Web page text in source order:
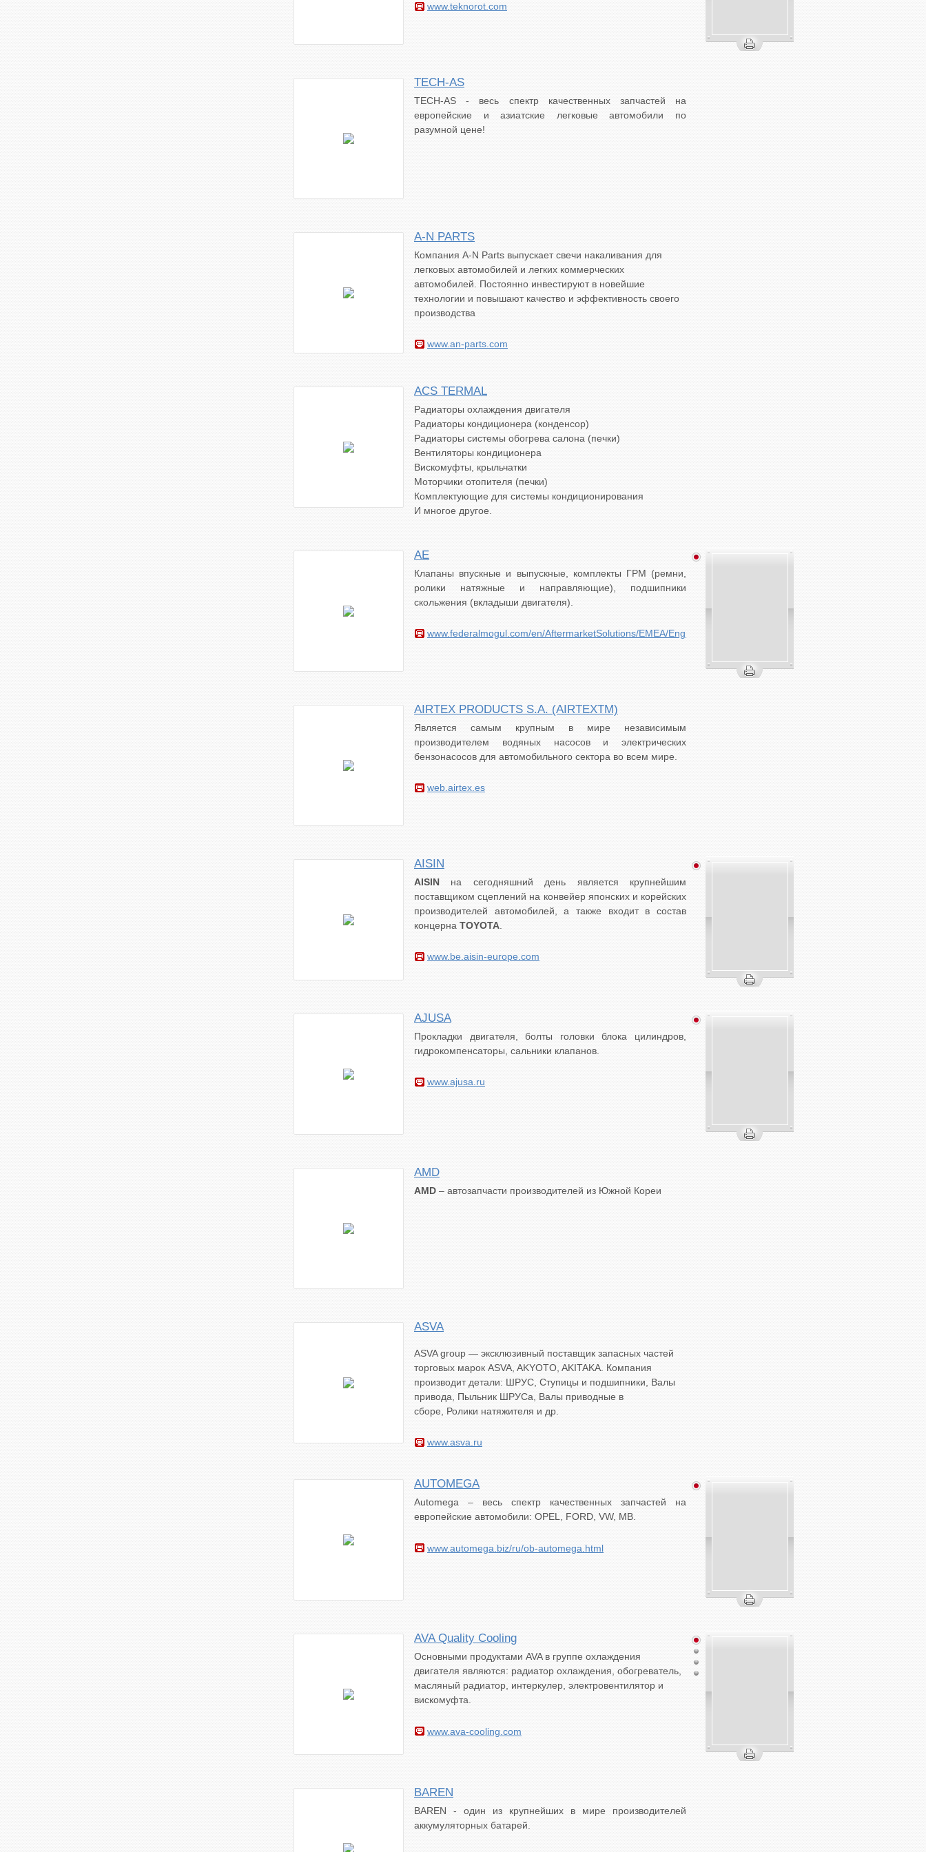
www.teknorot.com
TECH-AS
TECH-AS - весь спектр качественных запчастей на
европейские и азиатские легковые автомобили по
разумной цене!
A-N PARTS
Компания A-N Parts выпускает свечи накаливания для
легковых автомобилей и легких коммерческих
автомобилей. Постоянно инвестируют в новейшие
технологии и повышают качество и эффективность своего
производства
www.an-parts.com
ACS TERMAL
Радиаторы охлаждения двигателя
Радиаторы кондиционера (конденсор)
Радиаторы системы обогрева салона (печки)
Вентиляторы кондиционера
Вискомуфты, крыльчатки
Моторчики отопителя (печки)
Комплектующие для системы кондиционирования
И многое другое.
AE
Клапаны впускные и выпускные, комплекты ГРМ (ремни,
ролики натяжные и направляющие), подшипники
скольжения (вкладыши двигателя).
www.federalmogul.com/en/AftermarketSolutions/EMEA/EngineSolutions/Brands/AE
AIRTEX PRODUCTS S.A. (AIRTEXTM)
Является самым крупным в мире независимым
производителем водяных насосов и электрических
бензонасосов для автомобильного сектора во всем мире.
web.airtex.es
AISIN
AISIN на сегодняшний день является крупнейшим
поставщиком сцеплений на конвейер японских и корейских
производителей автомобилей, а также входит в состав
концерна TOYOTA
www.be.aisin-europe.com
AJUSA
Прокладки двигателя, болты головки блока цилиндров,
гидрокомпенсаторы, сальники клапанов.
www.ajusa.ru
AMD
AMD – автозапчасти производителей из Южной Кореи
ASVA
ASVA group — эксклюзивный поставщик запасных частей
торговых марок ASVA, AKYOTO, AKITAKA. Компания
производит детали: ШРУС, Ступицы и подшипники, Валы
привода, Пыльник ШРУСа, Валы приводные в
сборе, Ролики натяжителя и др.
www.asva.ru
AUTOMEGA
Automega – весь спектр качественных запчастей на
европейские автомобили: OPEL, FORD, VW, MB.
www.automega.biz/ru/ob-automega.html
AVA Quality Cooling
Основными продуктами AVA в группе охлаждения
двигателя являются: радиатор охлаждения, обогреватель,
масляный радиатор, интеркулер, электровентилятор и
вискомуфта.
www.ava-cooling.com
BAREN
BAREN - один из крупнейших в мире производителей
аккумуляторных батарей.